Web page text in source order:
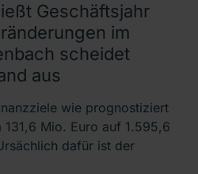
Geschäftsjahr
im
scheidet
aus
wie prognostiziert
Mio. Euro auf 1.595,6
dafür ist der